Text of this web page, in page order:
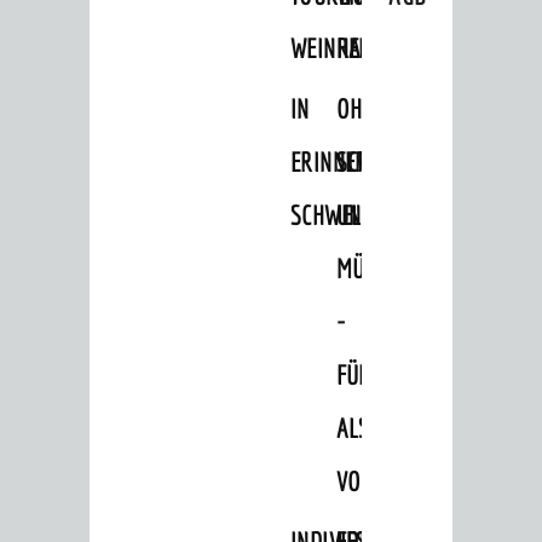
WEINHEIMRADELN
IN
ERINNERUNGEN
SCHWELGEN
OHNE
SCHRITT
UND
MÜHE
-
FÜHRUNG
ALS
VORTRAG